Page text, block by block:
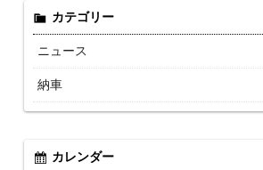
カテゴリー
ニュース
納車
カレンダー